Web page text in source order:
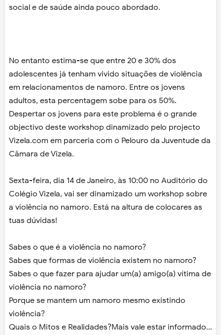
social e de saúde ainda pouco abordado.
No entanto estima-se que entre 20 e 30% dos
adolescentes já tenham vivido situações de violência
em relacionamentos de namoro. Entre os jovens
adultos, esta percentagem sobe para os 50%.
Despertar os jovens para este problema é o grande
objectivo deste workshop dinamizado pelo projecto
Vizela.com em parceria com o Pelouro da Juventude da
Câmara de Vizela.
Sexta-feira, dia 14 de Janeiro, às 10:00 no Auditório do
Colégio Vizela, vai ser dinamizado um workshop sobre
a violência no namoro. Está na altura de colocares as
tuas dúvidas!
Sabes o que é a violência no namoro?
Sabes que formas de violência existem no namoro?
Sabes o que fazer para ajudar um(a) amigo(a) vítima de
violência no namoro?
Porque se mantem um namoro mesmo existindo
violência?
Quais o Mitos e Realidades?Mais vale estar informado...